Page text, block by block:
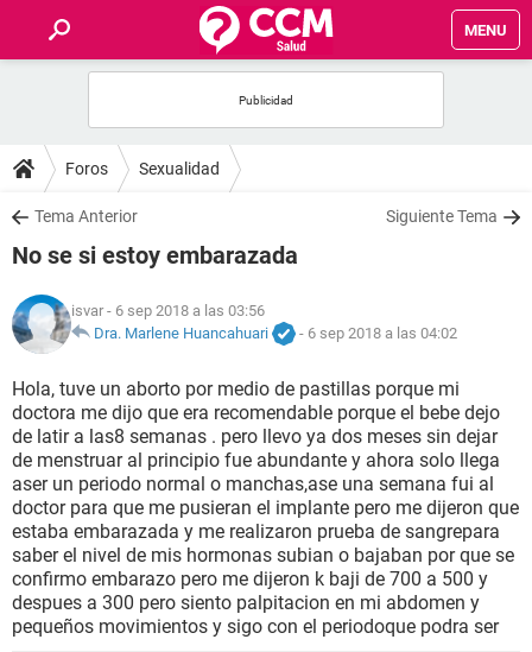
MENU
FOROS
SALUD
NUTRICIÓN
BIENESTAR
SEXUALIDAD
GLOSARIO
Foros Sexualidad
Tema Anterior Siguiente Tema
No se si estoy embarazada
isvar - 6 sep 2018 a las 03:56
Dra. Marlene Huancahuari
- 6 sep 2018 a las 04:02
Hola, tuve un aborto por medio de pastillas porque mi
doctora me dijo que era recomendable porque el bebe dejo
de latir a las8 semanas . pero llevo ya dos meses sin dejar
de menstruar al principio fue abundante y ahora solo llega
aser un periodo normal o manchas,ase una semana fui al
doctor para que me pusieran el implante pero me dijeron que
estaba embarazada y me realizaron prueba de sangrepara
saber el nivel de mis hormonas subian o bajaban por que se
confirmo embarazo pero me dijeron k baji de 700 a 500 y
despues a 300 pero siento palpitacion en mi abdomen y
pequeños movimientos y sigo con el periodoque podra ser